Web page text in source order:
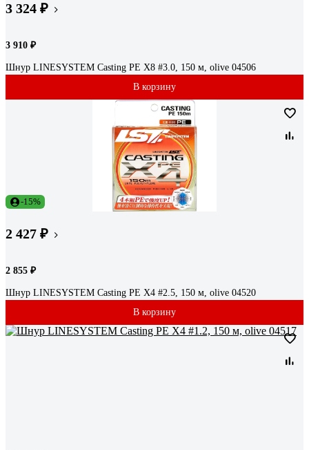
3 324 ₽
3 910 ₽
Шнур LINESYSTEM Casting PE X8 #3.0, 150 м, olive 04506
В корзину
-15%
2 427 ₽
2 855 ₽
Шнур LINESYSTEM Casting PE X4 #2.5, 150 м, olive 04520
В корзину